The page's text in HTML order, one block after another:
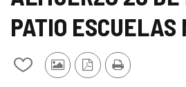
León
PATIO ESCUELAS
Añadir/quitar
Fotos
de
Versión
PDF
Imprimir